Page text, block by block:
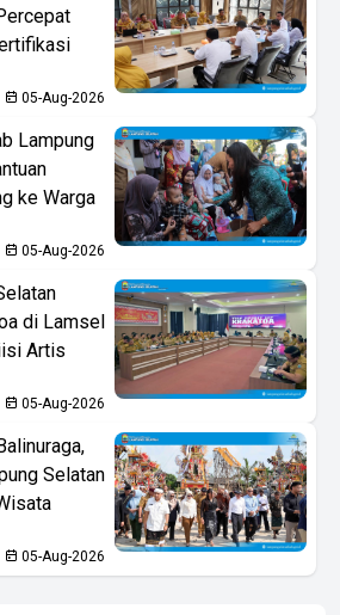
05-Aug-2026
Lampung
ke Warga
05-Aug-2026
di Lamsel
Artis
05-Aug-2026
Selatan
05-Aug-2026